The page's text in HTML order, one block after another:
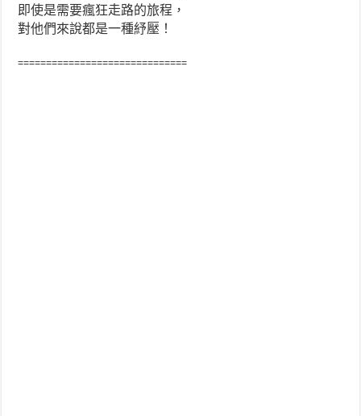
即使是需要瘋狂走路的旅程，
對他們來說都是一種紓壓！
==============================